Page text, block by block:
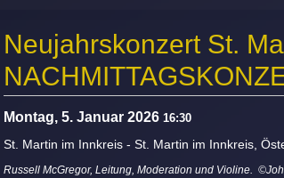
Neujahrskonzert St.
Montag, 5. Januar 2026 16:30
St. Martin im Innkreis - St. Martin im Innkreis,
Russell McGregor, Leitung, Moderation und Violine.